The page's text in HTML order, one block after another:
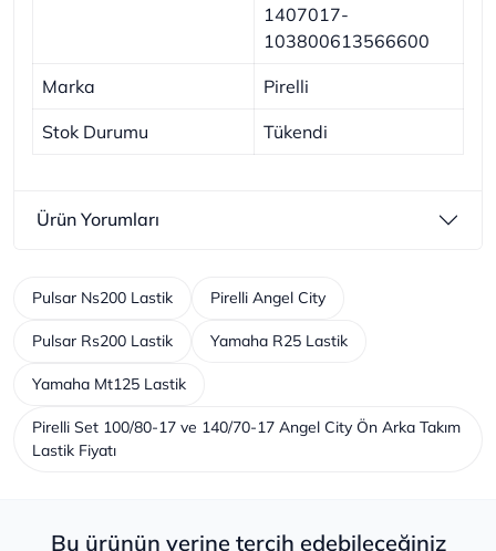
1407017-
103800613566600
Marka Pirelli
Stok Durumu Tükendi
Ürün Yorumları
Pulsar Ns200 Lastik Pirelli Angel City
Pulsar Rs200 Lastik Yamaha R25 Lastik
Yamaha Mt125 Lastik
Pirelli Set 100/80-17 ve 140/70-17 Angel City Ön Arka Takım
Lastik Fiyatı
Bu ürünün yerine tercih edebileceğiniz